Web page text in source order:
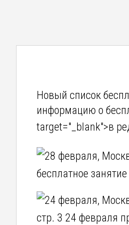
Новый список
информацию о
target="_blank">в
28 февраля,
бесплатное
24 февраля,
стр. 3 24 февраля